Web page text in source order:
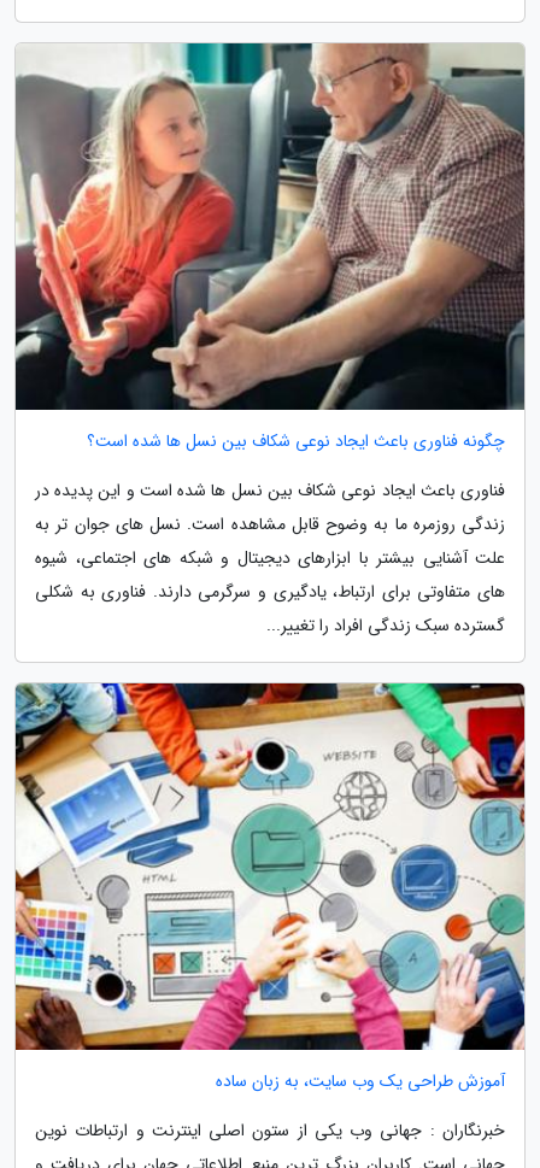
چگونه فناوری باعث ایجاد نوعی شکاف بین نسل ها شده است؟
فناوری باعث ایجاد نوعی شکاف بین نسل ها شده است و این پدیده در
زندگی روزمره ما به وضوح قابل مشاهده است. نسل های جوان تر به
علت آشنایی بیشتر با ابزارهای دیجیتال و شبکه های اجتماعی، شیوه
های متفاوتی برای ارتباط، یادگیری و سرگرمی دارند. فناوری به شکلی
گسترده سبک زندگی افراد را تغییر...
آموزش طراحی یک وب سایت، به زبان ساده
خبرنگاران : جهانی وب یکی از ستون اصلی اینترنت و ارتباطات نوین